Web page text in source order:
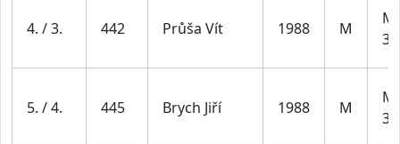
4. / 3. 442 Průša Vít 1988 M
5. / 4. 445 Brych Jiří 1988 M